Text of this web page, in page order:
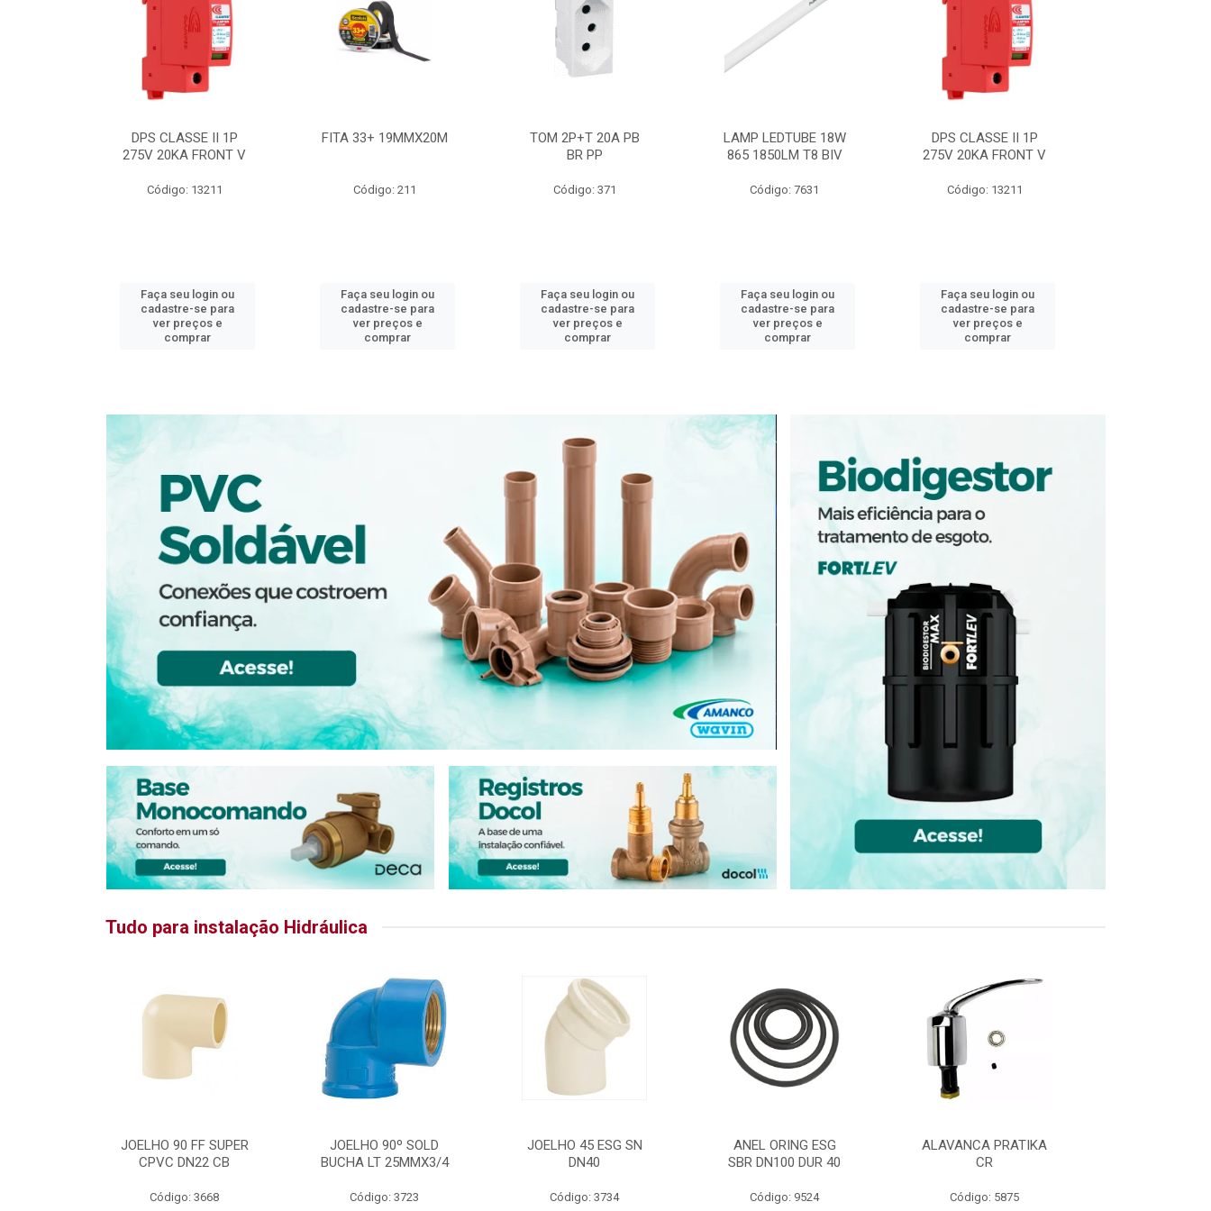
DPS CLASSE II 1P
275V 20KA FRONT V
Código: 13211
Faça seu login ou
cadastre-se para
ver preços e
comprar
FITA 33+ 19MMX20M
Código: 211
Faça seu login ou
cadastre-se para
ver preços e
comprar
TOM 2P+T 20A PB
BR PP
Código: 371
Faça seu login ou
cadastre-se para
ver preços e
comprar
LAMP LEDTUBE 18W
865 1850LM T8 BIV
Código: 7631
Faça seu login ou
cadastre-se para
ver preços e
comprar
DPS CLASSE II 1P
275V 20KA FRONT V
Código: 13211
Faça seu login ou
cadastre-se para
ver preços e
comprar
Tudo para instalação Hidráulica
JOELHO 90 FF SUPER
CPVC DN22 CB
Código: 3668
JOELHO 90º SOLD
BUCHA LT 25MMX3/4
Código: 3723
JOELHO 45 ESG SN
DN40
Código: 3734
ANEL ORING ESG
SBR DN100 DUR 40
Código: 9524
ALAVANCA PRATIKA
CR
Código: 5875